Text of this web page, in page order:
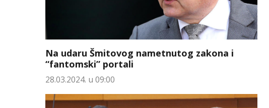
Na udaru Šmitovog nametnutog zakona i
“fantomski” portali
28.03.2024. u 09:00